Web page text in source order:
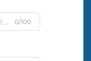
0/100